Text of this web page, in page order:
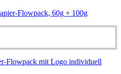
Flowpack, 60g + 100g